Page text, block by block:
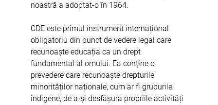
noastră a adoptat-o în 1964.
CDE este primul instrument internațional
obligatoriu din punct de vedere legal care
recunoaște educația ca un drept
fundamental al omului. Ea conține o
prevedere care recunoaște drepturile
minorităților naționale, cum ar fi grupurile
indigene, de a-și desfășura propriile activități